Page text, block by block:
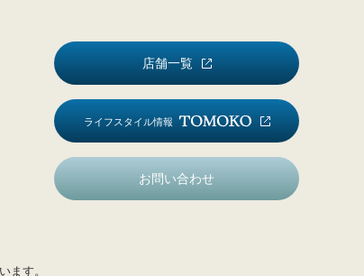
店舗一覧
ライフスタイル情報
お問い合わせ
ます。